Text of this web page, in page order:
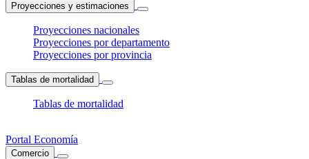
Proyecciones y estimaciones
Proyecciones nacionales
Proyecciones por departamento
Proyecciones por provincia
Tablas de mortalidad
Tablas de mortalidad
Portal Economía
Comercio